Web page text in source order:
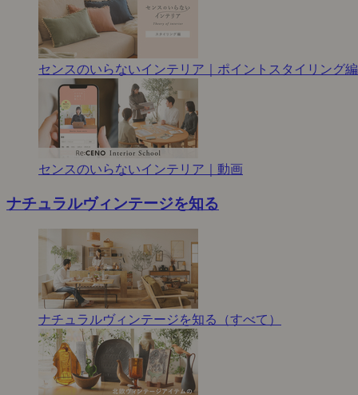
センスのいらないインテリア｜ポイントスタイリング編
センスのいらないインテリア｜動画
ナチュラルヴィンテージを知る
ナチュラルヴィンテージを知る（すべて）